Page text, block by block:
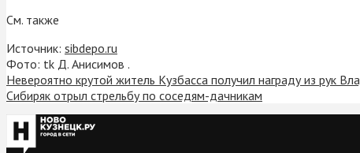
См. также
Источник: sibdepo.ru
Фото: tk Д. Анисимов .
Невероятно крутой житель Кузбасса получил награду из рук
Сибиряк отрыл стрельбу по соседям-дачникам